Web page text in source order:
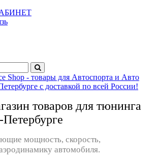
товаров для тюнинга
мощность, скорость,
автомобиля.